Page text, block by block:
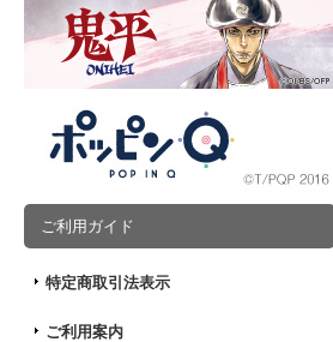
ご利用ガイド
特定商取引法表示
ご利用案内